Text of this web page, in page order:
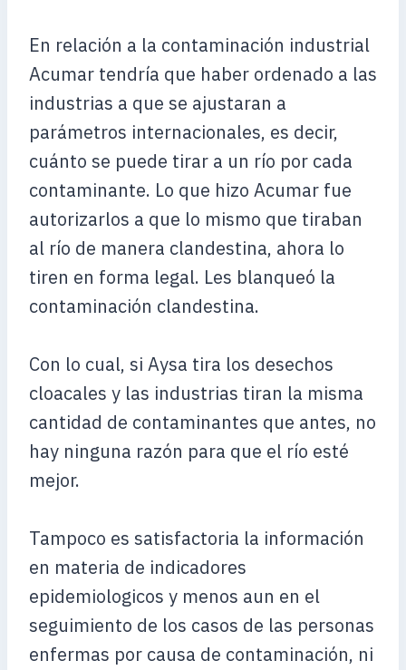
En relación a la contaminación industrial
Acumar tendría que haber ordenado a las
industrias a que se ajustaran a
parámetros internacionales, es decir,
cuánto se puede tirar a un río por cada
contaminante. Lo que hizo Acumar fue
autorizarlos a que lo mismo que tiraban
al río de manera clandestina, ahora lo
tiren en forma legal. Les blanqueó la
contaminación clandestina.
Con lo cual, si Aysa tira los desechos
cloacales y las industrias tiran la misma
cantidad de contaminantes que antes, no
hay ninguna razón para que el río esté
mejor.
Tampoco es satisfactoria la información
en materia de indicadores
epidemiologicos y menos aun en el
seguimiento de los casos de las personas
enfermas por causa de contaminación, ni